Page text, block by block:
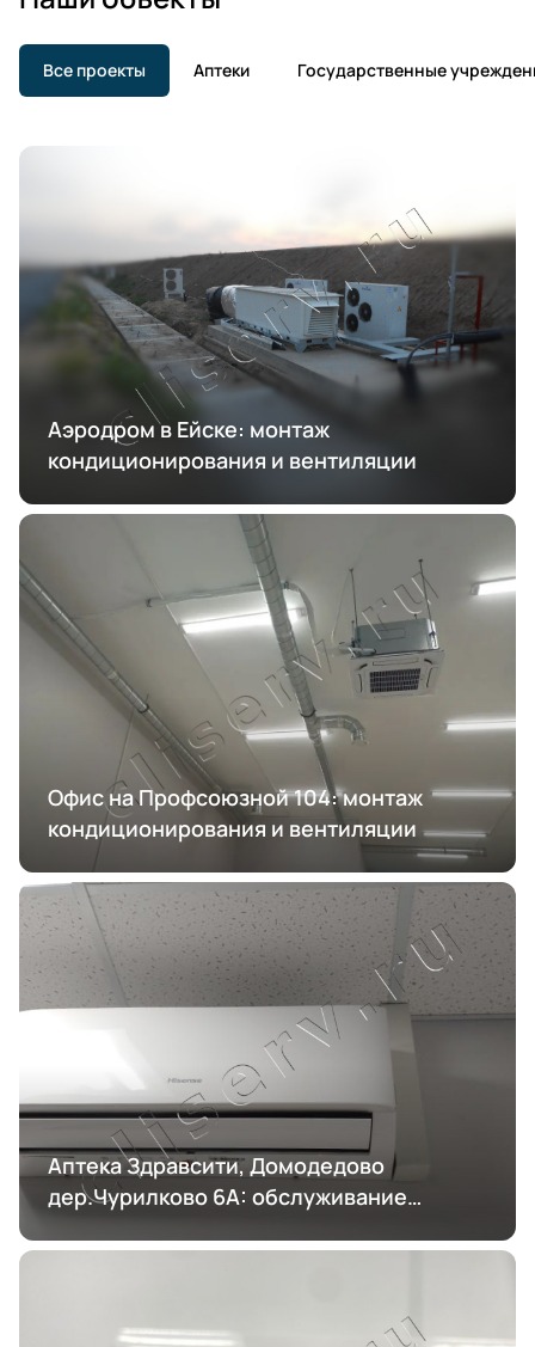
Все проекты Аптеки Государственные
Аэродром в Ейске: монтаж
кондиционирования и вентиляции
Офис на Профсоюзной 104: монтаж
кондиционирования и вентиляции
Аптека Здравсити, Домодедово
дер.Чурилково 6А: обслуживание